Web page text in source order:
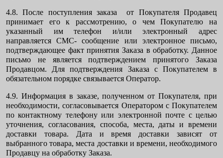
4.8. После поступления заказа от Покупателя Продавец
принимает его к рассмотрению, о чем Покупателю на
указанный им телефон и/или электронный адрес
направляется СМС- сообщение или электронное письмо,
подтверждающее факт принятия Заказа в обработку. Данное
письмо не является подтверждением принятого Заказа
Продавцом. Для подтверждения Заказа с Покупателем в
обязательном порядке связывается Оператор.
4.9. Информация в заказе, полученном от Покупателя, при
необходимости, согласовывается Оператором с Покупателем
по контактному телефону или электронной почте с целью
уточнения, согласования, способа, места, даты и времени
доставки товара. Дата и время доставки зависят от
выбранного товара, места доставки и времени, необходимого
Продавцу на обработку Заказа.